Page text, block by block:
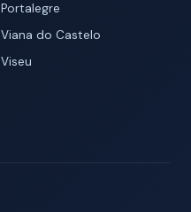
Portalegre
Viana do Castelo
Viseu